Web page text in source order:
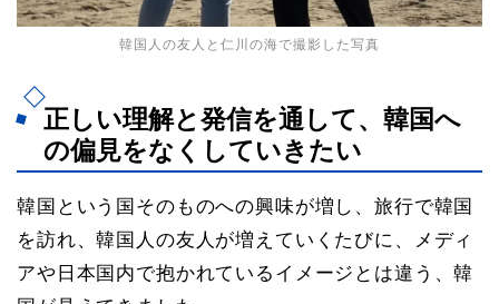
韓国人の友人と仁川の海で撮影した写真
正しい理解と発信を通して、韓国へ
の偏見をなくしていきたい
韓国という国そのものへの興味が増し、旅行で韓国
を訪れ、韓国人の友人が増えていくたびに、メディ
アや日本国内で抱かれているイメージとは違う、韓